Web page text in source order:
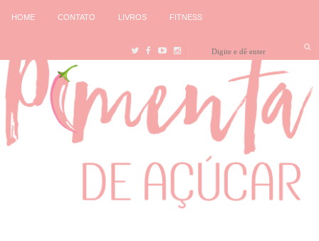
HOME CONTATO LIVROS FITNESS